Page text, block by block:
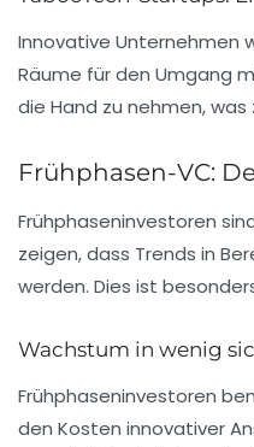
Innovative Unternehmen
Räume für den Umgang
die Hand zu nehmen,
Frühphasen-VC:
Frühphaseninvestoren
zeigen, dass Trends in
werden. Dies ist
Wachstum in wenig
Frühphaseninvestoren
den Kosten innovativer